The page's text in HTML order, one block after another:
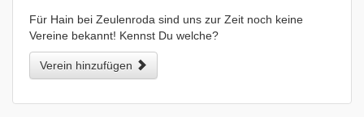
Für Hain bei Zeulenroda sind uns zur Zeit noch keine
Vereine bekannt! Kennst Du welche?
Verein hinzufügen